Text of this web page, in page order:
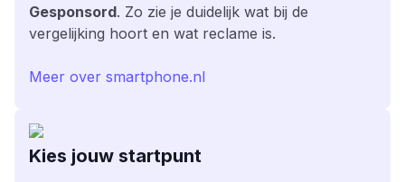
Gesponsord. Zo zie je duidelijk wat bij de
vergelijking hoort en wat reclame is.
Meer over smartphone.nl
Kies jouw startpunt